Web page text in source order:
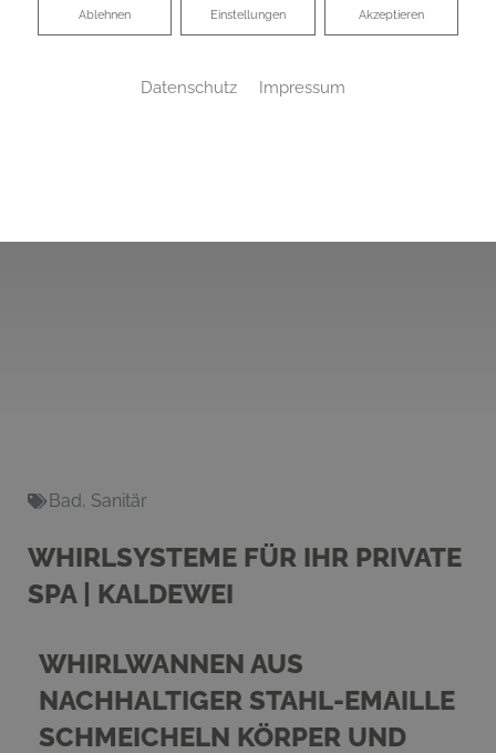
Bad, Sanitär
WHIRLSYSTEME FÜR IHR PRIVATE
SPA | KALDEWEI
WHIRLWANNEN AUS
NACHHALTIGER STAHL-EMAILLE
SCHMEICHELN KÖRPER UND
Akzeptieren
Einstellungen
Ablehnen
Ablehnen
Datenschutz Impressum